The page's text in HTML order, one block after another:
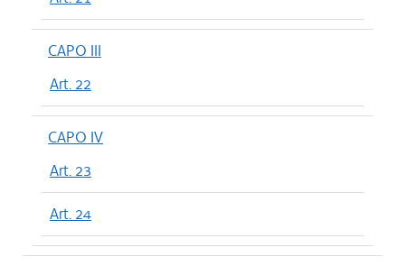
CAPO III
Art. 22
CAPO IV
Art. 23
Art. 24